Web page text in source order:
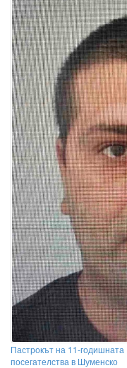
Пастрокът на 11-
посегателства в Шуменско